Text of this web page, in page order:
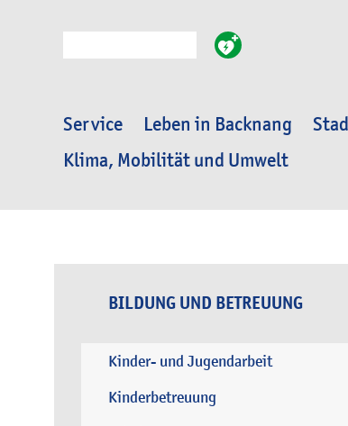
Service Leben in Backnang
Klima, Mobilität und Umwelt
BILDUNG UND BETREUUNG
Kinder- und Jugendarbeit
Kinderbetreuung